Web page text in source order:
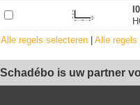
Alle regels selecteren
Alle regels
Schadébo is uw partner